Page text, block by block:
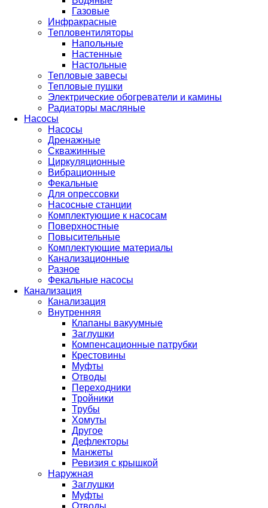
Газовые
Инфракрасные
Тепловентиляторы
Напольные
Настенные
Настольные
Тепловые завесы
Тепловые пушки
Электрические обогреватели и камины
Радиаторы масляные
Насосы
Насосы
Дренажные
Скважинные
Циркуляционные
Вибрационные
Фекальные
Для опрессовки
Насосные станции
Комплектующие к насосам
Поверхностные
Повысительные
Комплектующие материалы
Канализационные
Разное
Фекальные насосы
Канализация
Канализация
Внутренняя
Клапаны вакуумные
Заглушки
Компенсационные патрубки
Крестовины
Муфты
Отводы
Переходники
Тройники
Трубы
Хомуты
Другое
Дефлекторы
Манжеты
Ревизия с крышкой
Наружная
Заглушки
Муфты